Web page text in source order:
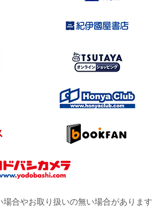
合やお取り扱いの無い場合があります